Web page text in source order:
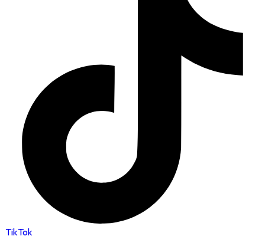
TikTok